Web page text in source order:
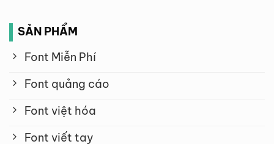
SẢN PHẨM
Font Miễn Phí
Font quảng cáo
Font việt hóa
Font viết tay